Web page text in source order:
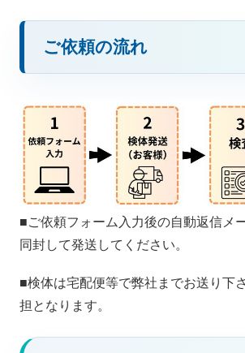
ご依頼の流れ
■ご依頼フォーム入力後の自動返信メ
同封して発送してください。
■検体は宅配便等で弊社までお送り下
担となります。